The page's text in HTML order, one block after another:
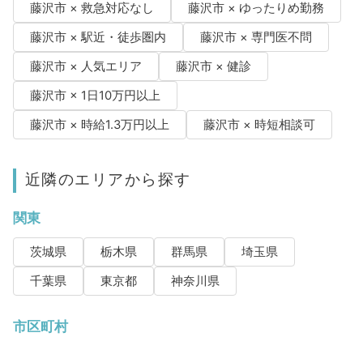
藤沢市 × 救急対応なし
藤沢市 × ゆったりめ勤務
藤沢市 × 駅近・徒歩圏内
藤沢市 × 専門医不問
藤沢市 × 人気エリア
藤沢市 × 健診
藤沢市 × 1日10万円以上
藤沢市 × 時給1.3万円以上
藤沢市 × 時短相談可
近隣のエリアから探す
関東
茨城県 栃木県 群馬県
埼玉県
千葉県
東京都 神奈川県
市区町村